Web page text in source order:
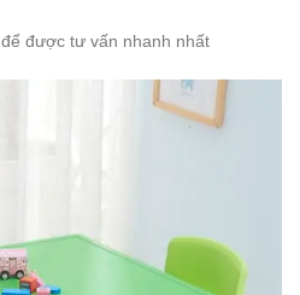
để được tư vấn nhanh nhất